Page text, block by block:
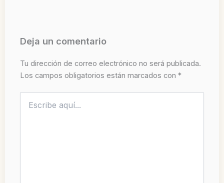
Deja un comentario
Tu dirección de correo electrónico no será publicada.
Los campos obligatorios están marcados con *
aquí...